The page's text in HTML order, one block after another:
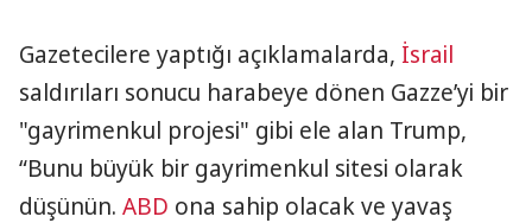
Gazetecilere yaptığı açıklamalarda, İsrail
saldırıları sonucu harabeye dönen Gazze’yi bir
"gayrimenkul projesi" gibi ele alan Trump,
“Bunu büyük bir gayrimenkul sitesi olarak
düşünün. ABD ona sahip olacak ve yavaş